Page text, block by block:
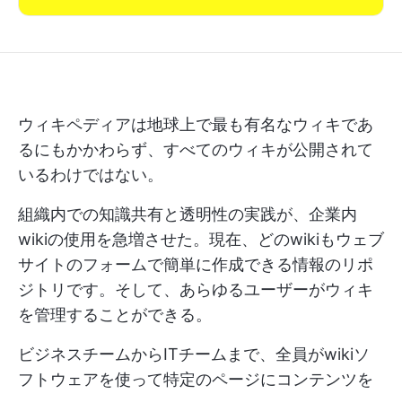
ウィキペディアは地球上で最も有名なウィキであ
るにもかかわらず、すべてのウィキが公開されて
いるわけではない。
組織内での知識共有と透明性の実践が、企業内
wikiの使用を急増させた。現在、どのwikiもウェブ
サイトのフォームで簡単に作成できる情報のリポ
ジトリです。そして、あらゆるユーザーがウィキ
を管理することができる。
ビジネスチームからITチームまで、全員がwikiソ
フトウェアを使って特定のページにコンテンツを